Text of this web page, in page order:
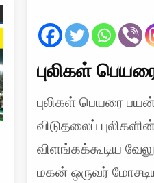
புலிகள்
புலிகள் பெயரை
விடுதலைப்
விளங்கக்கூடிய
மகன் ஒருவர்